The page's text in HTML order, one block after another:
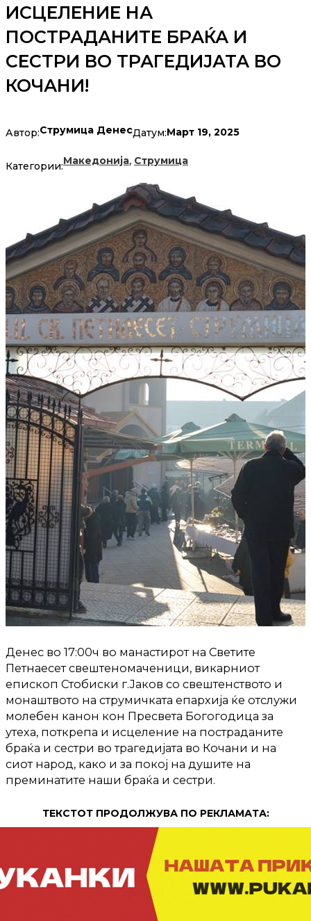
ИСЦЕЛЕНИЕ НА
ПОСТРАДАНИТЕ БРАЌА И
СЕСТРИ ВО ТРАГЕДИЈАТА ВО
КОЧАНИ!
Автор:Струмица ДенесДатум:Март 19, 2025
Категории:Македонија, Струмица
Денес во 17:00ч во манастирот на Светите
Петнаесет свештеномаченици, викарниот
епископ Стобиски г.Јаков со свештенството и
монаштвото на струмичката епархија ќе отслужи
молебен канон кон Пресвета Богогодица за
утеха, поткрепа и исцеление на постраданите
браќа и сестри во трагедијата во Кочани и на
сиот народ, како и за покој на душите на
преминатите наши браќа и сестри.
ТЕКСТОТ ПРОДОЛЖУВА ПО РЕКЛАМАТА: